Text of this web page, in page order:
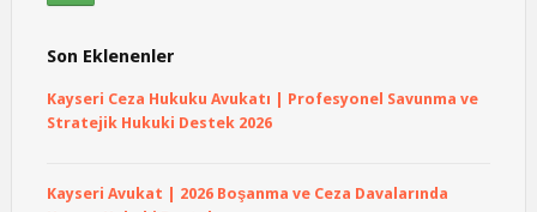
Son Eklenenler
Kayseri Ceza Hukuku Avukatı | Profesyonel Savunma ve
Stratejik Hukuki Destek 2026
Kayseri Avukat | 2026 Boşanma ve Ceza Davalarında